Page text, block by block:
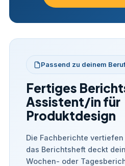
Passend zu deinem
Fertiges
Assistent/in für
Produktdesign
Die Fachberichte
das Berichtsheft deckt
Wochen- oder